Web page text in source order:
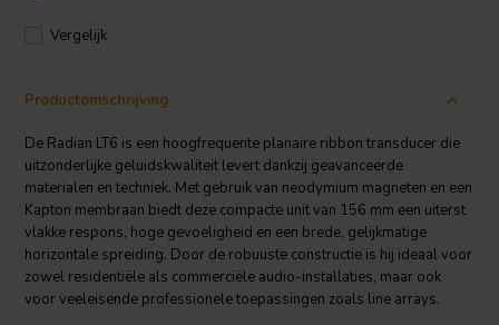
Vergelijk
Productomschrijving
De Radian LT6 is een hoogfrequente planaire ribbon transducer die
uitzonderlijke geluidskwaliteit levert dankzij geavanceerde
materialen en techniek. Met gebruik van neodymium magneten en een
Kapton membraan biedt deze compacte unit van 156 mm een uiterst
vlakke respons, hoge gevoeligheid en een brede, gelijkmatige
horizontale spreiding. Door de robuuste constructie is hij ideaal voor
zowel residentiële als commerciële audio-installaties, maar ook
voor veeleisende professionele toepassingen zoals line arrays.